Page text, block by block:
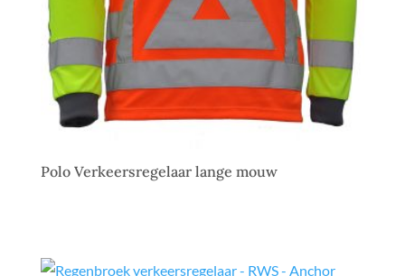
Polo Verkeersregelaar lange mouw